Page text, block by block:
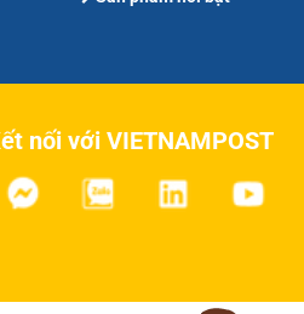
nối với VIETNAMPOST